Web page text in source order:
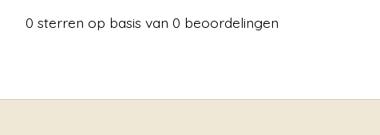
0 sterren op basis van 0 beoordelingen